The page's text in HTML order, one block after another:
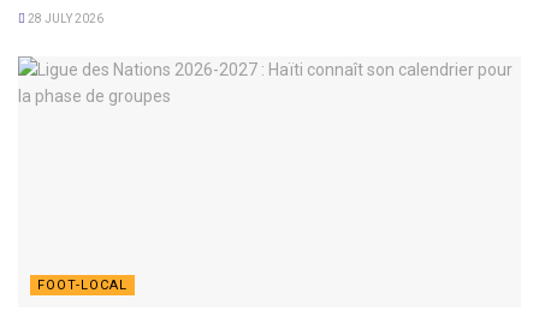
28 JULY 2026
FOOT-LOCAL